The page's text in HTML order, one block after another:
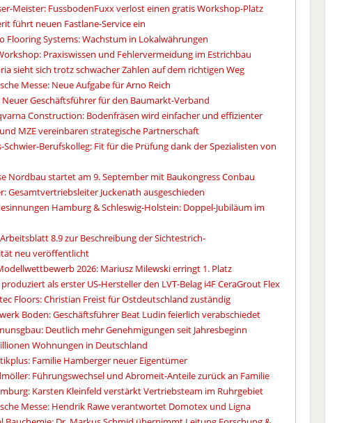
Meister: FussbodenFuxx verlost einen gratis Workshop-Platz
führt neuen Fastlane-Service ein
Flooring Systems: Wachstum in Lokalwährungen
Praxiswissen und Fehlervermeidung im Estrichbau
sieht sich trotz schwacher Zahlen auf dem richtigen Weg
Messe: Neue Aufgabe für Arno Reich
Neuer Geschäftsführer für den Baumarkt-Verband
Construction: Bodenfräsen wird einfacher und effizienter
MZE vereinbaren strategische Partnerschaft
Schwier-Berufskolleg: Fit für die Prüfung dank der Spezialisten von
Nordbau startet am 9. September mit Baukongress Conbau
Gesamtvertriebsleiter Juckenath ausgeschieden
Hamburg & Schleswig-Holstein: Doppel-Jubiläum im
Arbeitsblatt 8.9 zur Beschreibung der Sichtestrich-
neu veröffentlicht
2026: Mariusz Milewski erringt 1. Platz
produziert als erster US-Hersteller den LVT-Belag i4F CeraGrout Flex
Floors: Christian Freist für Ostdeutschland zuständig
Boden: Geschäftsführer Beat Ludin feierlich verabschiedet
Deutlich mehr Genehmigungen seit Jahresbeginn
Wohnungen in Deutschland
Familie Hamberger neuer Eigentümer
Führungswechsel und Abromeit-Anteile zurück an Familie
Karsten Kleinfeld verstärkt Vertriebsteam im Ruhrgebiet
Messe: Hendrik Rawe verantwortet Domotex und Ligna